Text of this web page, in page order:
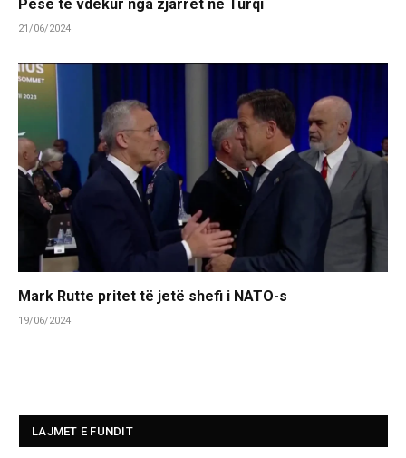
Pesë të vdekur nga zjarret në Turqi
21/06/2024
Mark Rutte pritet të jetë shefi i NATO-s
19/06/2024
LAJMET E FUNDIT